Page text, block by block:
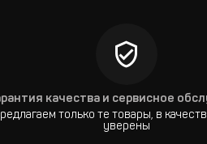
качества и сервисное
только те товары, в
уверены